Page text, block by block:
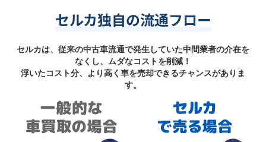
セルカ独自の流通フロー
セルカは、従来の中古車流通で発生していた中間業者の介在を
なくし、ムダなコストを削減！
浮いたコスト分、より高く車を売却できるチャンスがありま
す。